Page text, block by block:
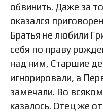
обвинить. Даже за
оказался
Братья не любили
себя по праву
над ним, Старшие
игнорировали, а
замечали. Во всяком
казалось. Отец же